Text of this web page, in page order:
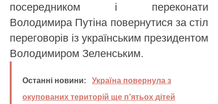
посередником і переконати
Володимира Путіна повернутися за стіл
переговорів із українським президентом
Володимиром Зеленським.
Останні новини:
Україна повернула з
окупованих територій ще п’ятьох дітей